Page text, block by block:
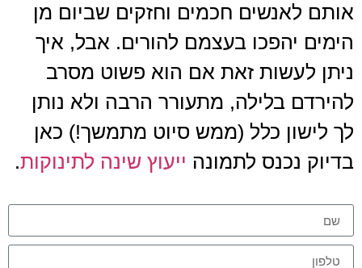
אותם לאנשים חכמים וחזקים שביום מן
הימים יהפכו בעצמם להורים. אבל, איך
ניתן לעשות זאת אם הוא פשוט מסרב
להירדם בלילה, מתעורר הרבה ולא נותן
לך לישון כלל (ממש סיוט מתמשך!) כאן
בדיוק נכנס לתמונה ייעוץ שינה לתינוקות.